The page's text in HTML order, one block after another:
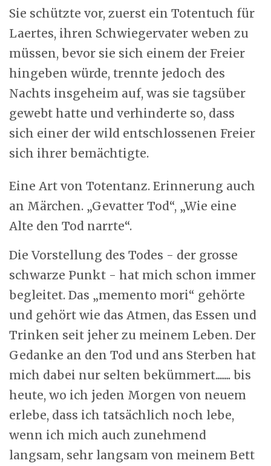
Sie schützte vor, zuerst ein Totentuch für
Laertes, ihren Schwiegervater weben zu
müssen, bevor sie sich einem der Freier
hingeben würde, trennte jedoch des
Nachts insgeheim auf, was sie tagsüber
gewebt hatte und verhinderte so, dass
sich einer der wild entschlossenen Freier
sich ihrer bemächtigte.
Eine Art von Totentanz. Erinnerung auch
an Märchen. „Gevatter Tod“, „Wie eine
Alte den Tod narrte“.
Die Vorstellung des Todes - der grosse
schwarze Punkt - hat mich schon immer
begleitet. Das „memento mori“ gehörte
und gehört wie das Atmen, das Essen und
Trinken seit jeher zu meinem Leben. Der
Gedanke an den Tod und ans Sterben hat
mich dabei nur selten bekümmert........ bis
heute, wo ich jeden Morgen von neuem
erlebe, dass ich tatsächlich noch lebe,
wenn ich mich auch zunehmend
langsam, sehr langsam von meinem Bett